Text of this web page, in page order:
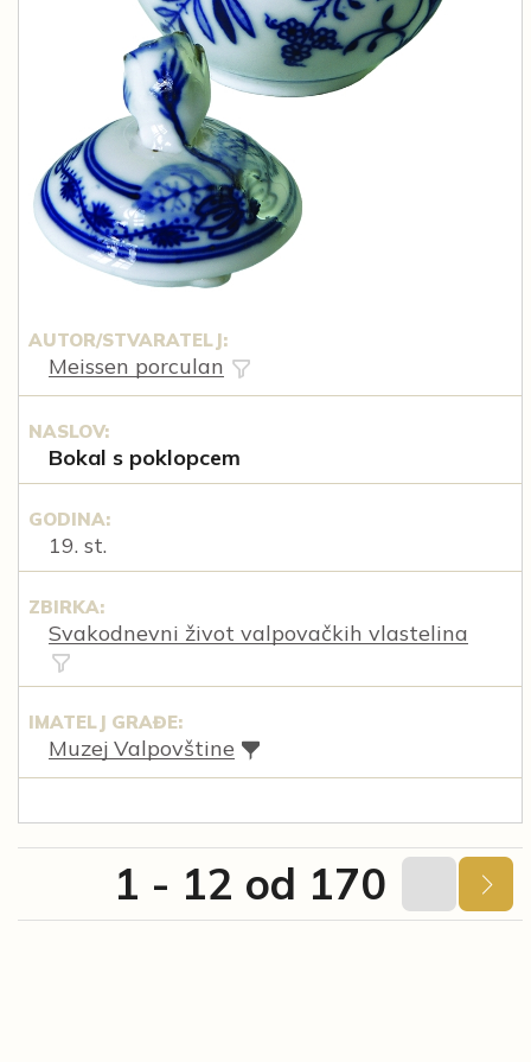
AUTOR/STVARATELJ:
Meissen porculan
NASLOV:
Bokal s poklopcem
GODINA:
19. st.
ZBIRKA:
Svakodnevni život valpovačkih vlastelina
IMATELJ GRAĐE:
Muzej Valpovštine
1 - 12 od 170